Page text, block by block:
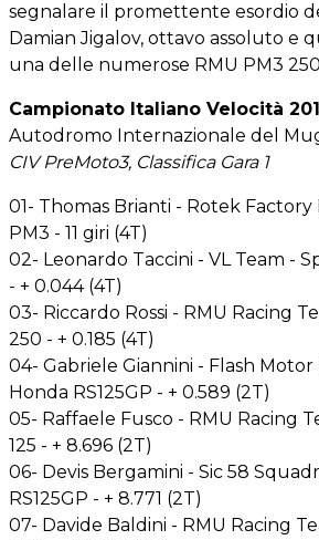
segnalare il promettente esordio
Damian Jigalov, ottavo assoluto e
una delle numerose RMU PM3
Campionato Italiano Velocità
Autodromo Internazionale del
CIV PreMoto3, Classifica Gara 1
01- Thomas Brianti - Rotek Factory
PM3 - 11 giri (4T)
02- Leonardo Taccini - VL Team -
- + 0.044 (4T)
03- Riccardo Rossi - RMU Racing
250 - + 0.185 (4T)
04- Gabriele Giannini - Flash Motor
Honda RS125GP - + 0.589 (2T)
05- Raffaele Fusco - RMU Racing
125 - + 8.696 (2T)
06- Devis Bergamini - Sic 58
RS125GP - + 8.771 (2T)
07- Davide Baldini - RMU Racing